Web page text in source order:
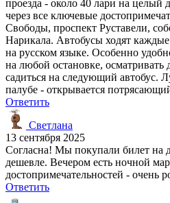
проезда - около 40 лари на целый
через все ключевые
Свободы, проспект Руставели,
Нарикала. Автобусы ходят
на русском языке. Особенно
на любой остановке, осматривать
садиться на следующий автобус.
палубе - открывается
Ответить
Светлана
13 сентября 2025
Согласна! Мы покупали билет на
дешевле. Вечером есть ночной
достопримечательностей - очень
Ответить